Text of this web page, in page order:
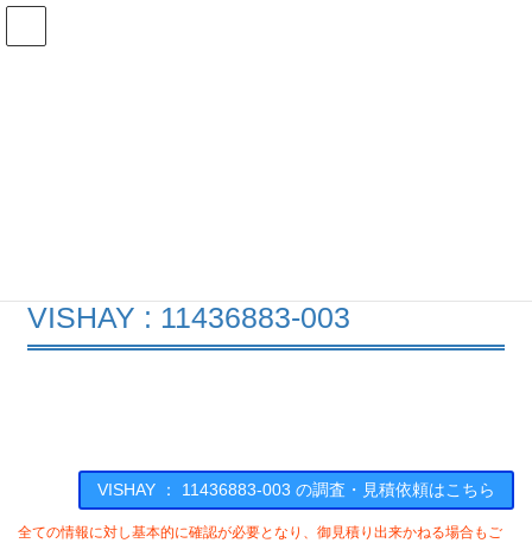
コ
ナ
VISHAY : 11436883-003
VISHAY ： 11436883-003 の調査・見積依頼はこちら
全ての情報に対し基本的に確認が必要となり、御見積り出来かねる場合もご